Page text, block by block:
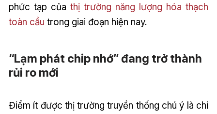
phức tạp của thị trường năng lượng hóa thạch
toàn cầu trong giai đoạn hiện nay.
“Lạm phát chip nhớ” đang trở thành
rủi ro mới
Điểm ít được thị trường truyền thống chú ý là chi